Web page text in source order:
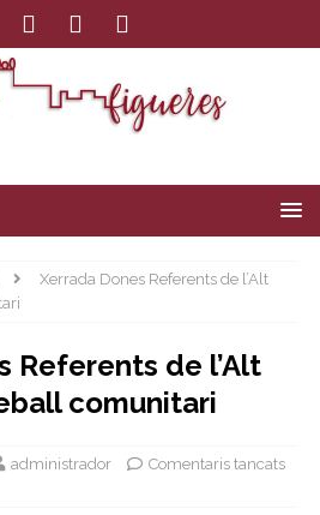
Xerrada Dones Referents de l’Alt
Referents de l’Alt
comunitari
administrador Comentaris tancats